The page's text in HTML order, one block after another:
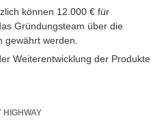
können 12.000 € für
Gründungsteam über die
gewährt werden.
Weiterentwicklung der Produkte
HIGHWAY